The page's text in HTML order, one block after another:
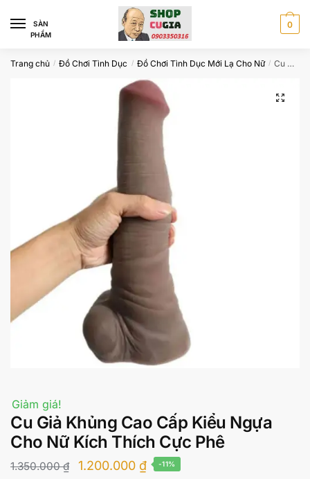
navigation
content
SÀN
PHẨM
0
Trang chủ / Đồ Chơi Tình Dục / Đồ Chơi Tình Dục Mới Lạ Cho Nữ / Cu Giả Khủng Cao Cấp Kiểu Ngựa Cho Nữ Kích Thích Cực Phê
Giảm giá!
Cu Giả Khủng Cao Cấp Kiểu Ngựa
Cho Nữ Kích Thích Cực Phê
1.350.000₫
Giá
1.200.000 ₫Giá-11%